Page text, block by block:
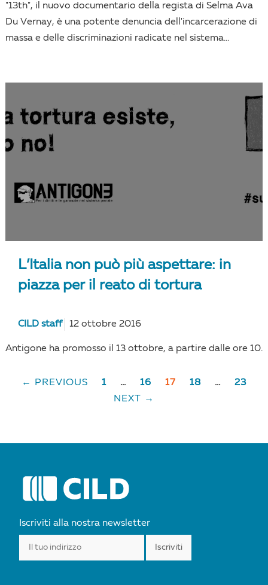
"13th", il nuovo documentario della regista di Selma Ava
Du Vernay, è una potente denuncia dell'incarcerazione di
massa e delle discriminazioni radicate nel sistema...
L’Italia non può più aspettare: in
piazza per il reato di tortura
CILD staff 12 ottobre 2016
Antigone ha promosso il 13 ottobre, a partire dalle ore 10.
NAVIGATION
← PREVIOUS 1 … 16 17 18 …
23
NEXT →
Iscriviti alla nostra newsletter